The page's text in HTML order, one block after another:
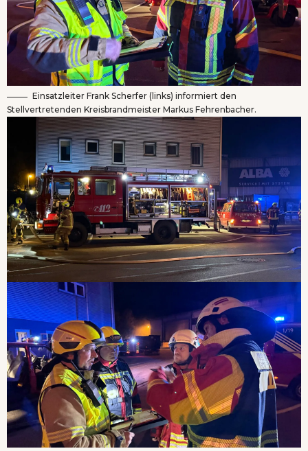
Einsatzleiter Frank Scherfer (links) informiert den
Stellvertretenden Kreisbrandmeister Markus Fehrenbacher.